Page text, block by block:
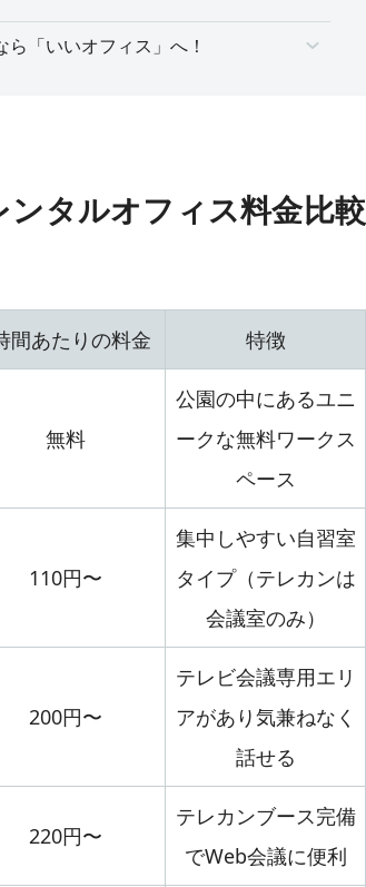
「いいオフィス」へ！
ンタルオフィス料金比較
間あたりの料金 特徴
無料
公園の中にあるユニ
ークな無料ワークス
ペース
110円〜
集中しやすい自習室
タイプ（テレカンは
会議室のみ）
200円〜
テレビ会議専用エリ
アがあり気兼ねなく
話せる
220円〜
テレカンブース完備
でWeb会議に便利